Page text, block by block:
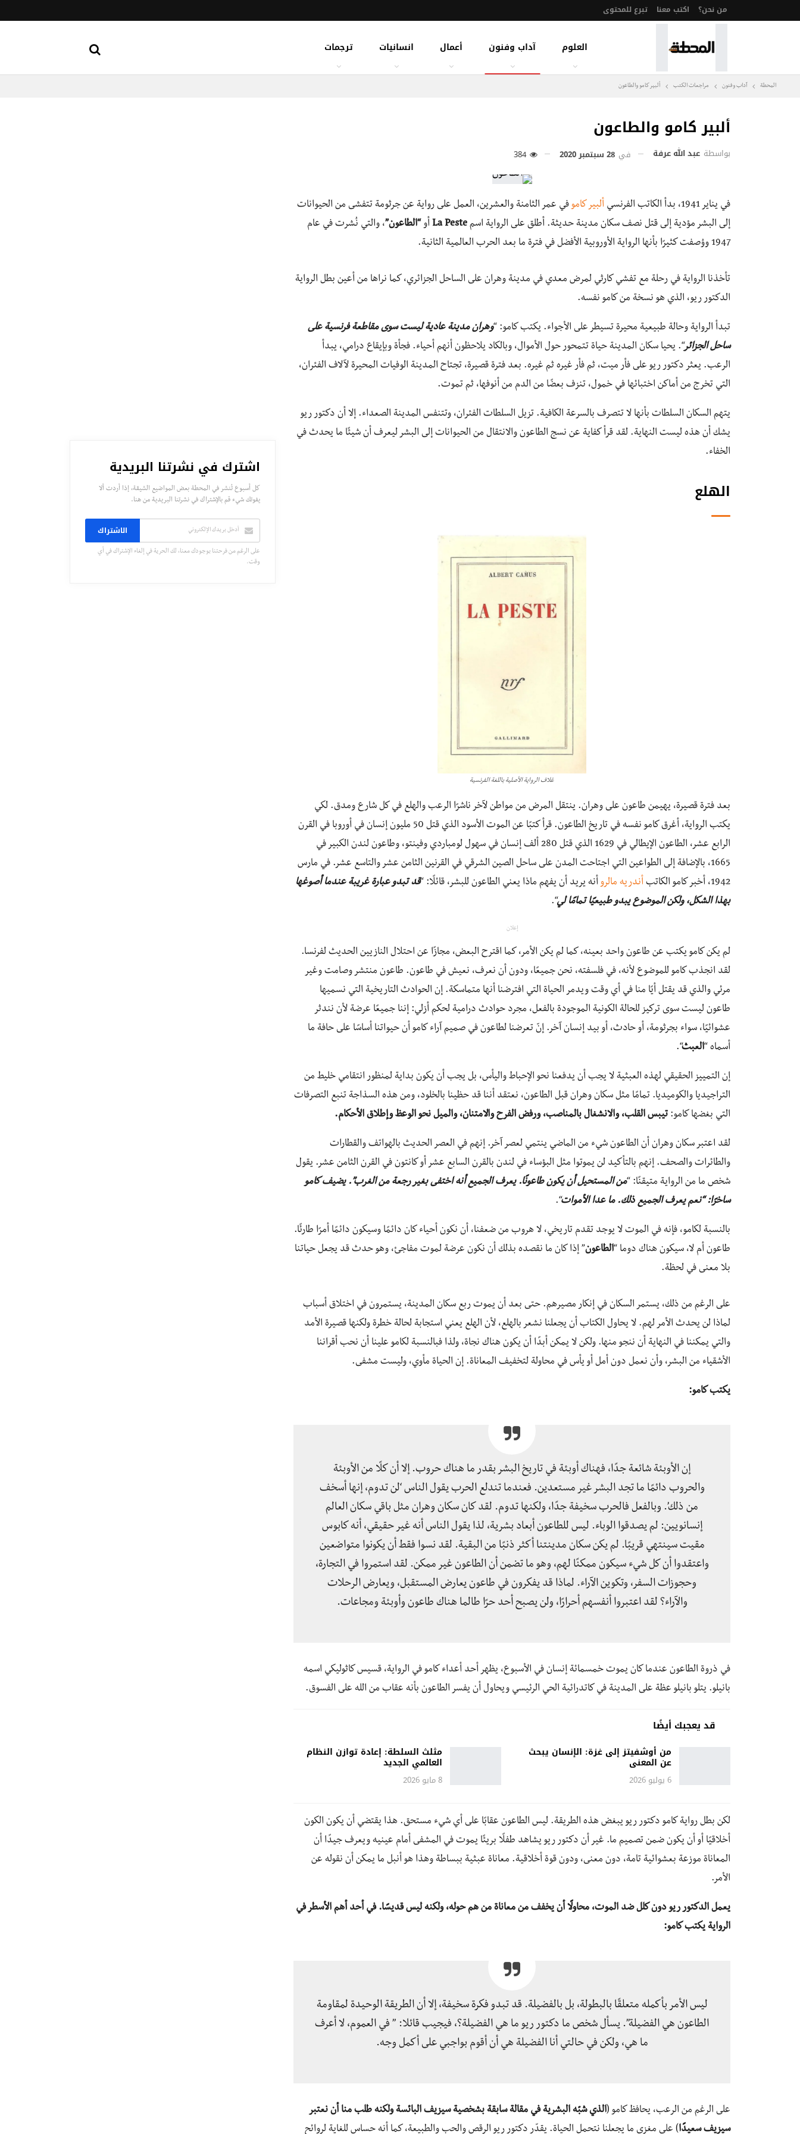
من نحن؟ اكتب معنا تبرع للمحتوى
العلوم آداب وفنون أعمال انسانيات ترجمات
المحطة آداب وفنون مراجعات الكتب ألبير كامو والطاعون
ألبير كامو والطاعون
بواسطة عبد الله عرفة في 28 سبتمبر 2020 384
في يناير 1941، بدأ الكاتب الفرنسي ألبير كامو في عمر الثامنة والعشرين، العمل على رواية عن جرثومة تتفشى من الحيوانات
إلى البشر مؤدية إلى قتل نصف سكان مدينة حديثة. أطلق على الرواية اسم La Peste أو “الطاعون”، والتي نُشرت في عام
1947 ووُصفت كثيرًا بأنها الرواية الأوروبية الأفضل في فترة ما بعد الحرب العالمية الثانية.
تأخذنا الرواية في رحلة مع تفشي كارثي لمرض معدي في مدينة وهران على الساحل الجزائري، كما نراها من أعين بطل الرواية
الدكتور ريو، الذي هو نسخة من كامو نفسه.
تبدأ الرواية وحالة طبيعية محيرة تسيطر على الأجواء. يكتب كامو: “وهران مدينة عادية ليست سوى مقاطعة فرنسية على
ساحل الجزائر“. يحيا سكان المدينة حياة تتمحور حول الأموال، وبالكاد يلاحظون أنهم أحياء. فجأة وبإيقاع درامي، يبدأ
الرعب. يعثر دكتور ريو على فأر ميت، ثم فأر غيره ثم غيره. بعد فترة قصيرة، تجتاح المدينة الوفيات المحيرة لآلاف الفئران،
التي تخرج من أماكن اختبائها في خمول، تنزف بعضًا من الدم من أنوفها، ثم تموت.
يتهم السكان السلطات بأنها لا تتصرف بالسرعة الكافية. تزيل السلطات الفئران، وتتنفس المدينة الصعداء. إلا أن دكتور ريو
يشك أن هذه ليست النهاية. لقد قرأ كفاية عن نسج الطاعون والانتقال من الحيوانات إلى البشر ليعرف أن شيئًا ما يحدث في
الخفاء.
الهلع
غلاف الرواية الأصلية باللغة الفرنسية
بعد فترة قصيرة، يهيمن طاعون على وهران. ينتقل المرض من مواطن لآخر ناشرًا الرعب والهلع في كل شارع ومدق. لكي
يكتب الرواية، أغرق كامو نفسه في تاريخ الطاعون. قرأ كتبًا عن الموت الأسود الذي قتل 50 مليون إنسان في أوروبا في القرن
الرابع عشر، الطاعون الإيطالي في 1629 الذي قتل 280 ألف إنسان في سهول لومباردي وفينتو، وطاعون لندن الكبير في
1665، بالإضافة إلى الطواعين التي اجتاحت المدن على ساحل الصين الشرقي في القرنين الثامن عشر والتاسع عشر. في مارس
1942، أخبر كامو الكاتب
أندريه مالروأنه يريد أن يفهم ماذا يعني الطاعون للبشر، قائلًا: “قد تبدو عبارة غريبة عندما أصوغها
بهذا الشكل، ولكن الموضوع يبدو طبيعيًا تمامًا لي“.
إعلان
لم يكن كامو يكتب عن طاعون واحد بعينه، كما لم يكن الأمر، كما اقترح البعض، مجازًا عن احتلال النازيين الحديث لفرنسا.
لقد انجذب كامو للموضوع لأنه، في فلسفته، نحن جميعًا، ودون أن نعرف، نعيش في طاعون. طاعون منتشر وصامت وغير
مرئي والذي قد يقتل أيًا منا في أي وقت ويدمر الحياة التي افترضنا أنها متماسكة. إن الحوادث التاريخية التي نسميها
طاعون ليست سوى تركيز للحالة الكونية الموجودة بالفعل، مجرد حوادث درامية لحكم أزلي: إننا جميعًا عرضة لأن نندثر
عشوائيًا، سواء بجرثومة، أو حادث، أو بيد إنسان آخر. إنّ تعرضنا لطاعون في صميم آراء كامو أن حيواتنا أساسًا على حافة ما
أسماه “العبث“.
إن التمييز الحقيقي لهذه العبثية لا يجب أن يدفعنا نحو الإحباط واليأس، بل يجب أن يكون بداية لمنظور انتقامي خليط من
التراجيديا والكوميديا. تمامًا مثل سكان وهران قبل الطاعون، نعتقد أننا قد حظينا بالخلود، ومن هذه السذاجة تنبع التصرفات
التي بغضها كامو: تيبس القلب، والانشغال بالمناصب، ورفض الفرح والامتنان، والميل نحو الوعظ وإطلاق الأحكام.
لقد اعتبر سكان وهران أن الطاعون شيء من الماضي ينتمي لعصر آخر. إنهم في العصر الحديث بالهواتف والقطارات
والطائرات والصحف. إنهم بالتأكيد لن يموتوا مثل البؤساء في لندن بالقرن السابع عشر أو كانتون في القرن الثامن عشر. يقول
شخص ما من الرواية متيقنًا: “من المستحيل أن يكون طاعونًا. يعرف الجميع أنه اختفى بغير رجعة من الغرب”. يضيف كامو
ساخرًا: “نعم يعرف الجميع ذلك. ما عدا الأموات“.
بالنسبة لكامو، فإنه في الموت لا يوجد تقدم تاريخي، لا هروب من ضعفنا، أن نكون أحياء كان دائمًا وسيكون دائمًا أمرًا طارئًا.
طاعون أم لا، سيكون هناك دوما “الطاعون” إذا كان ما نقصده بذلك أن نكون عرضة لموت مفاجئ، وهو حدث قد يجعل حياتنا
بلا معنى في لحظة.
على الرغم من ذلك، يستمر السكان في إنكار مصيرهم. حتى بعد أن يموت ربع سكان المدينة، يستمرون في اختلاق أسباب
لماذا لن يحدث الأمر لهم. لا يحاول الكتاب أن يجعلنا نشعر بالهلع، لأن الهلع يعني استجابة لحالة خطرة ولكنها قصيرة الأمد
والتي يمكننا في النهاية أن ننجو منها. ولكن لا يمكن أبدًا أن يكون هناك نجاة، ولذا فبالنسبة لكامو علينا أن نحب أقراننا
الأشقياء من البشر، وأن نعمل دون أمل أو يأس في محاولة لتخفيف المعاناة. إن الحياة مأوي، وليست مشفى.
يكتب كامو:
إن الأوبئة شائعة جدًا، فهناك أوبئة في تاريخ البشر بقدر ما هناك حروب. إلا أن كلًا من الأوبئة
والحروب دائمًا ما تجد البشر غير مستعدين. فعندما تندلع الحرب يقول الناس ‘لن تدوم، إنها أسخف
من ذلك’. وبالفعل فالحرب سخيفة جدًا، ولكنها تدوم. لقد كان سكان وهران مثل باقي سكان العالم
إنسانويين: لم يصدقوا الوباء. ليس للطاعون أبعاد بشرية، لذا يقول الناس أنه غير حقيقي، أنه كابوس
مقيت سينتهي قريبًا. لم يكن سكان مدينتنا أكثر ذنبًا من البقية. لقد نسوا فقط أن يكونوا متواضعين
واعتقدوا أن كل شيء سيكون ممكنًا لهم، وهو ما تضمن أن الطاعون غير ممكن. لقد استمروا في التجارة،
وحجوزات السفر، وتكوين الآراء. لماذا قد يفكرون في طاعون يعارض المستقبل، ويعارض الرحلات
والآراء؟ لقد اعتبروا أنفسهم أحرارًا، ولن يصبح أحد حرًا طالما هناك طاعون وأوبئة ومجاعات.
في ذروة الطاعون عندما كان يموت خمسمائة إنسان في الأسبوع، يظهر أحد أعداء كامو في الرواية، قسيس كاثوليكي اسمه
بانيلو. يتلو بانيلو عظة على المدينة في كاتدرائية الحي الرئيسي ويحاول أن يفسر الطاعون بأنه عقاب من الله على الفسوق.
قد يعجبك أيضًا
من أوشفيتز إلى غزة: الإنسان يبحث
عن المعنى
6 يوليو 2026
مثلث السلطة: إعادة توازن النظام
العالمي الجديد
8 مايو 2026
لكن بطل رواية كامو دكتور ريو يبغض هذه الطريقة. ليس الطاعون عقابًا على أي شيء مستحق. هذا يقتضي أن يكون الكون
أخلاقيًا أو أن يكون ضمن تصميم ما. غير أن دكتور ريو يشاهد طفلًا بريئًا يموت في المشفى أمام عينيه ويعرف جيدًا أن
المعاناة موزعة بعشوائية تامة، دون معنى، ودون قوة أخلاقية. معاناة عبثية ببساطة وهذا هو أنبل ما يمكن أن نقوله عن
الأمر.
يعمل الدكتور ريو دون كلل ضد الموت، محاولًا أن يخفف من معاناة من هم حوله، ولكنه ليس قديسًا. في أحد أهم الأسطر في
الرواية يكتب كامو:
ليس الأمر بأكمله متعلقًا بالبطولة، بل بالفضيلة. قد تبدو فكرة سخيفة، إلا أن الطريقة الوحيدة لمقاومة
الطاعون هي الفضيلة”. يسأل شخص ما دكتور ريو ما هي الفضيلة؟، فيجيب قائلا: ” في العموم، لا أعرف
ما هي، ولكن في حالتي أنا الفضيلة هي أن أقوم بواجبي على أكمل وجه.
على الرغم من الرعب، يحافظ كامو (الذي شبّه البشرية في مقالة سابقة بشخصية سيزيف البائسة ولكنه طلب منا أن نعتبر
سيزيف سعيدًا) على مغزى ما يجعلنا نتحمل الحياة. يقدّر دكتور ريو الرقص والحب والطبيعة، كما أنه حساس للغاية لروائح
اشترك في نشرتنا البريدية
كل أسبوع تُنشر في المحطة بعض المواضيع الشيقة، إذا أردت ألا
يفوتك شيء قم بالإشتراك في نشرتنا البريدية من هنا.
الاشتراك
على الرغم من فرحتنا بوجودك معنا، لك الحرية في إلغاء الإشتراك في أي
وقت.